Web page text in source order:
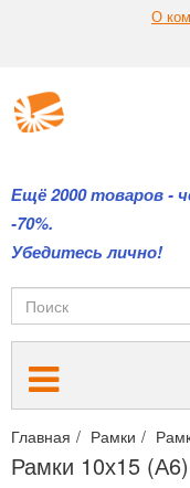
О
Ещё 2000 товаров -
-70%.
Убедитесь лично!
Главная Рамки
Рамки 10х15 (А6)